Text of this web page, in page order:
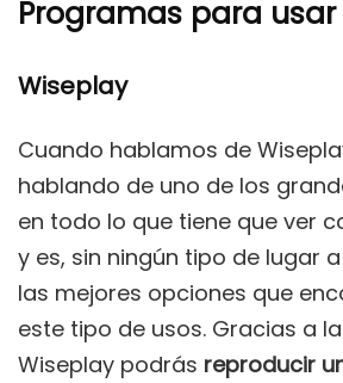
Programas para
Wiseplay
Cuando hablamos de
hablando de uno de los
en todo lo que tiene que ver
y es, sin ningún tipo de lugar
las mejores opciones que
este tipo de usos. Gracias a
Wiseplay podrás reproducir